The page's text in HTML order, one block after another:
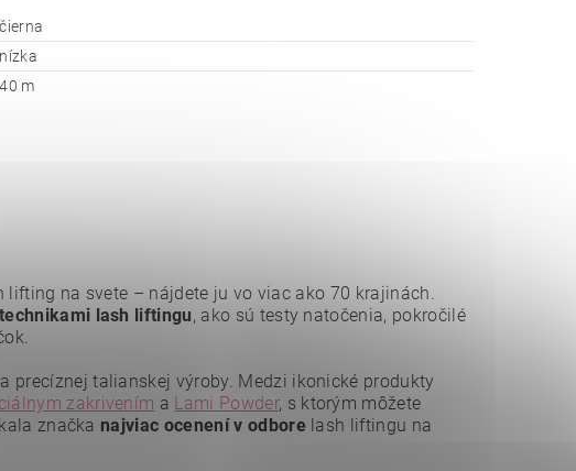
čierna
nízka
40 m
na svete – nájdete ju vo viac ako 70 krajinách.
lash liftingu, ako sú testy natočenia, pokročilé
precíznej talianskej výroby. Medzi ikonické produkty
zakrivením a Lami Powder, s ktorým môžete
značka najviac ocenení v odbore lash liftingu na